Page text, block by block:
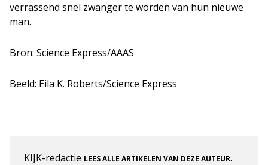
verrassend snel zwanger te worden van hun nieuwe
man.
Bron: Science Express/AAAS
Beeld: Eila K. Roberts/Science Express
KIJK-redactie LEES ALLE ARTIKELEN VAN DEZE AUTEUR.